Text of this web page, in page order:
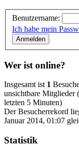
Benutzername:
Ich habe mein
Wer ist online?
Insgesamt ist 1
unsichtbare Mitglieder
letzten 5 Minuten)
Der Besucherrekord
Januar 2014, 01:07
Statistik